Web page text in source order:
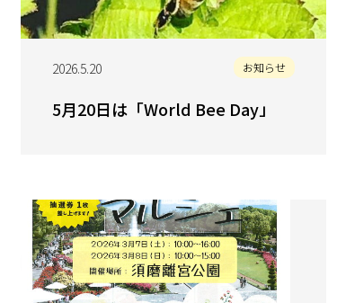
2026.5.20 お知らせ
5月20日は「World Bee Day」